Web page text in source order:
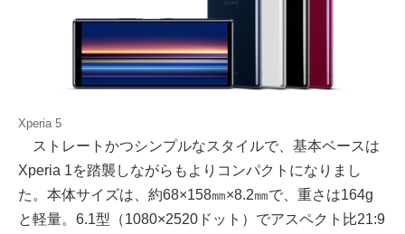
Xperia 5
ストレートかつシンプルなスタイルで、基本ベースは
Xperia 1を踏襲しながらもよりコンパクトになりまし
た。本体サイズは、約68×158㎜×8.2㎜で、重さは164g
と軽量。6.1型（1080×2520ドット）でアスペクト比21:9